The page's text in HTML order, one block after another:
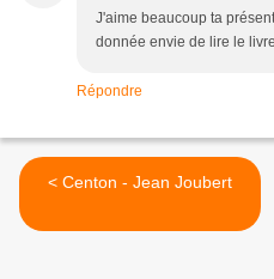
J'aime beaucoup ta
donnée envie de lire le
Répondre
< Centon - Jean Joubert